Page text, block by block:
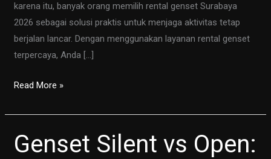
karena itu, banyak orang memilih rental genset Surabaya
2026 sebagai solusi praktis untuk menjaga aktivitas tetap
berjalan lancar. Dengan menggunakan layanan rental genset
terpercaya, Anda […]
Rental
Surabaya
2026
Terbaik
Read More »
Genset Silent vs Open: